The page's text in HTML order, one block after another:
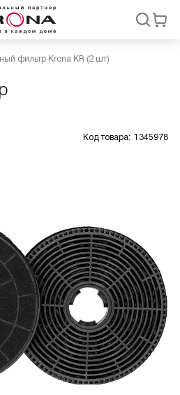
фильтр Krona KR (2 шт)
Код товара: 1345978